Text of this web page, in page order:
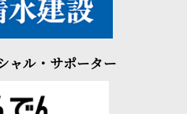
ャル・サポーター